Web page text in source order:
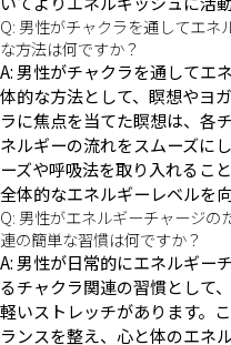
Q: 男性がチャクラを通してエ
な方法は何ですか？
A: 男性がチャクラを通してエ
体的な方法として、瞑想やヨ
ラに焦点を当てた瞑想は、各
ネルギーの流れをスムーズに
ーズや呼吸法を取り入れるこ
全体的なエネルギーレベルを
Q: 男性がエネルギーチャージ
連の簡単な習慣は何ですか？
A: 男性が日常的にエネルギー
るチャクラ関連の習慣として
軽いストレッチがあります。
ランスを整え、心と体のエネ